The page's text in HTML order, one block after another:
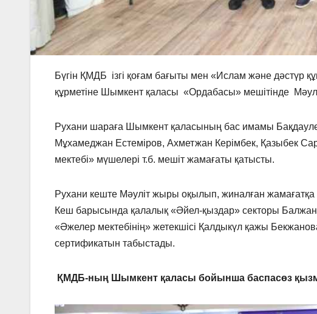
Бүгін ҚМДБ ізгі қоғам бағыты мен «Ислам және дәстүр
құрметіне Шымкент қаласы «Ордабасы» мешітінде
Рухани шараға Шымкент қаласының бас имамы
Мұхамеджан Естеміров, Ахметжан Керімбек, Қазыбек
мектебі» мүшелері т.б. мешіт жамағаты қатысты.
Рухани кеште Мәуліт жыры оқылып, жиналған
Кеш барысында қалалық «Әйел-қыздар» секторы
«Әжелер мектебінің» жетекшісі Қалдыкүл қажы
сертификатын табыстады.
ҚМДБ-ның Шымкент қаласы бойынша баспасөз